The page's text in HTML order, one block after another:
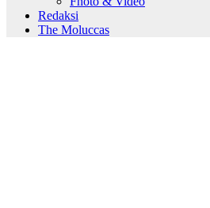
Redaksi
The Moluccas